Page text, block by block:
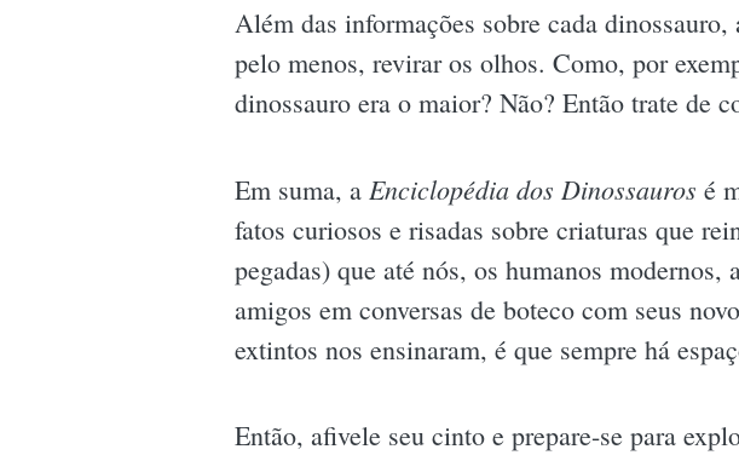
Além das informações sobre cada
pelo menos, revirar os olhos. Como, por
dinossauro era o maior? Não? Então trate de
Em suma, a Enciclopédia dos Dinossauros é
fatos curiosos e risadas sobre criaturas que
pegadas) que até nós, os humanos
amigos em conversas de boteco com seus
extintos nos ensinaram, é que sempre há
Então, afivele seu cinto e prepare-se para